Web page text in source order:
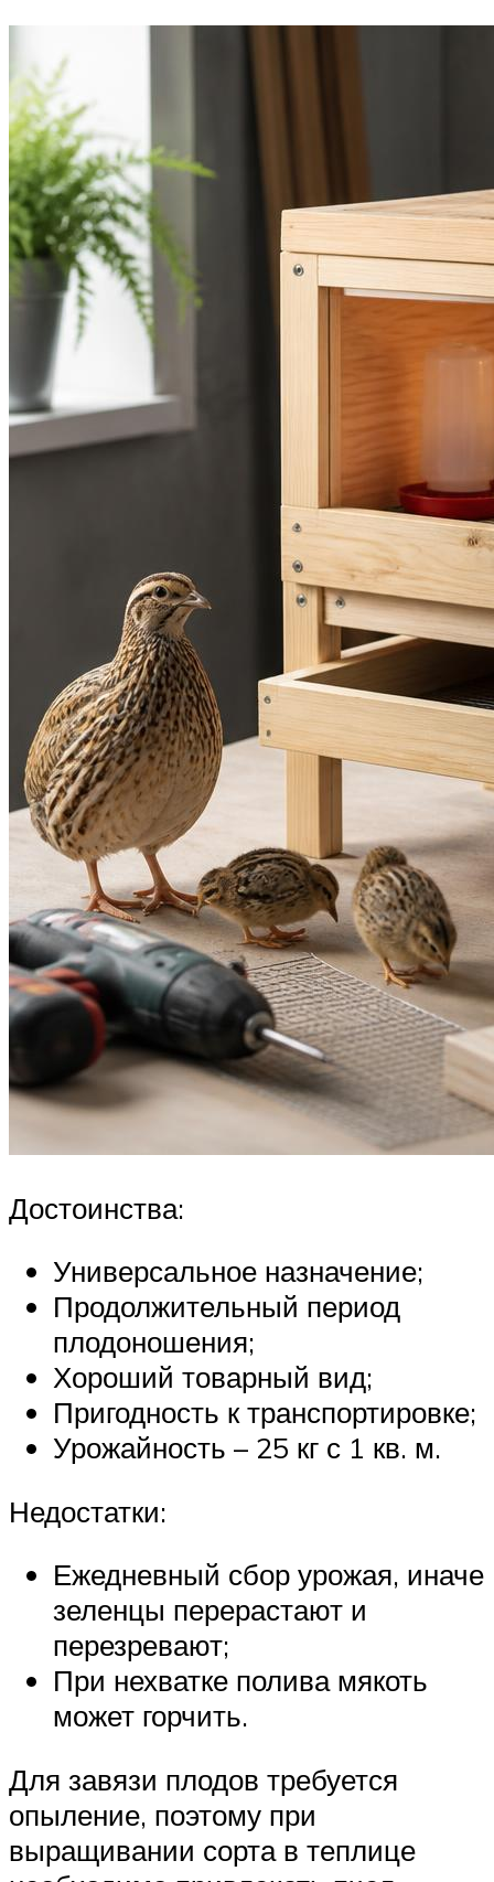
Достоинства:
Универсальное назначение;
Продолжительный период
плодоношения;
Хороший товарный вид;
Пригодность к транспортировке;
Урожайность – 25 кг с 1 кв. м.
Недостатки:
Ежедневный сбор урожая, иначе
зеленцы перерастают и
перезревают;
При нехватке полива мякоть
может горчить.
Для завязи плодов требуется
опыление, поэтому при
выращивании сорта в теплице